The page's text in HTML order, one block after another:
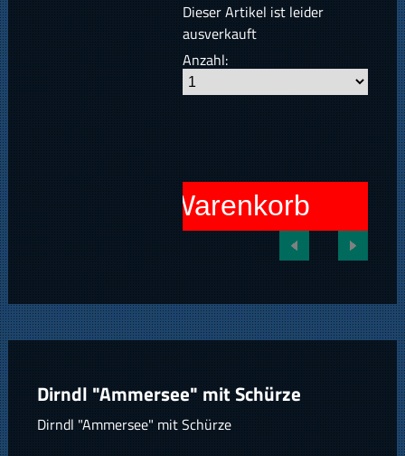
Dieser Artikel ist leider
ausverkauft
Anzahl:
In den Warenkorb
Dirndl "Ammersee" mit Schürze
Dirndl "Ammersee" mit Schürze